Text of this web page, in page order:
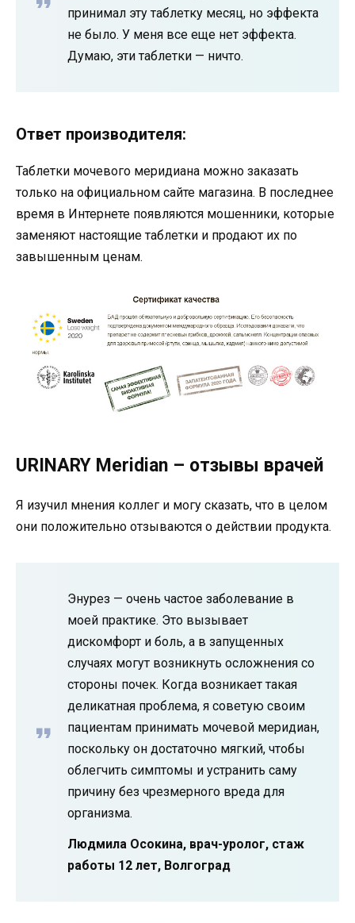
принимал эту таблетку месяц, но эффекта
не было. У меня все еще нет эффекта.
Думаю, эти таблетки — ничто.
Ответ производителя:
Таблетки мочевого меридиана можно заказать
только на официальном сайте магазина. В последнее
время в Интернете появляются мошенники, которые
заменяют настоящие таблетки и продают их по
завышенным ценам.
URINARY Meridian – отзывы врачей
Я изучил мнения коллег и могу сказать, что в целом
они положительно отзываются о действии продукта.
Энурез — очень частое заболевание в
моей практике. Это вызывает
дискомфорт и боль, а в запущенных
случаях могут возникнуть осложнения со
стороны почек. Когда возникает такая
деликатная проблема, я советую своим
пациентам принимать мочевой меридиан,
поскольку он достаточно мягкий, чтобы
облегчить симптомы и устранить саму
причину без чрезмерного вреда для
организма.
Людмила Осокина, врач-уролог, стаж
работы 12 лет, Волгоград